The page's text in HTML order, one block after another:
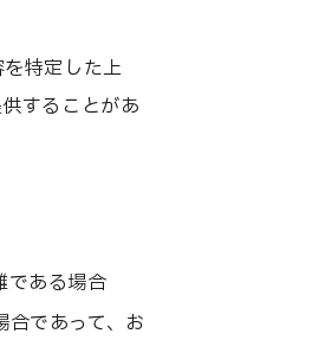
特定した上
することがあ
である場合
であって、お